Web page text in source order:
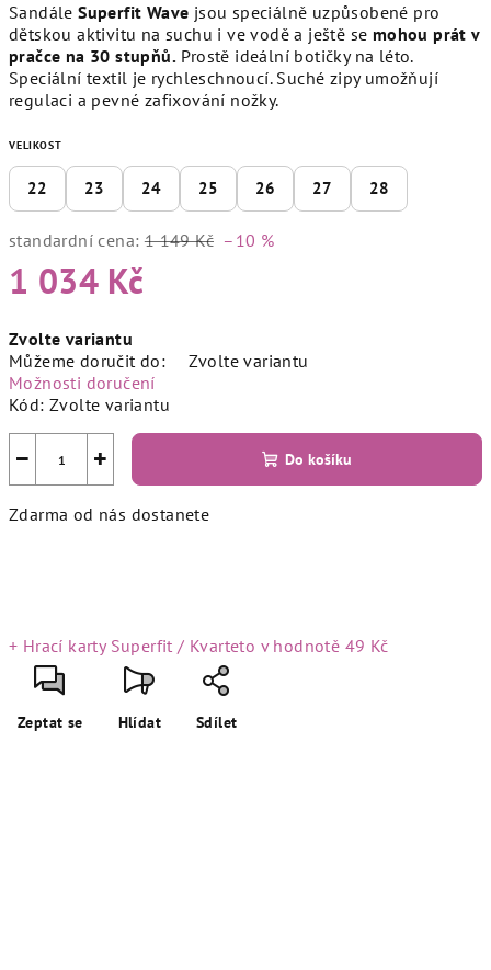
SandáleSuperfit Wave jsou speciálně uzpůsobené pro
dětskou aktivitu na suchu i ve vodě a ještě se mohou prát v
pračce na 30 stupňů. Prostě ideální botičky na léto.
Speciální textil je rychleschnoucí. Suché zipy umožňují
regulaci a pevné zafixování nožky.
VELIKOST
22 23 24 25 26 27 28
standardní cena: 1 149 Kč –10 %
1 034 Kč
cena:
Zvolte variantu
Můžeme doručit do:
Zvolte variantu
Možnosti doručení
Kód: Zvolte variantu
+
− Do košíku
Zdarma od nás dostanete
+ Hrací karty Superfit / Kvarteto v hodnotě 49 Kč
Zeptat se Hlídat Sdílet